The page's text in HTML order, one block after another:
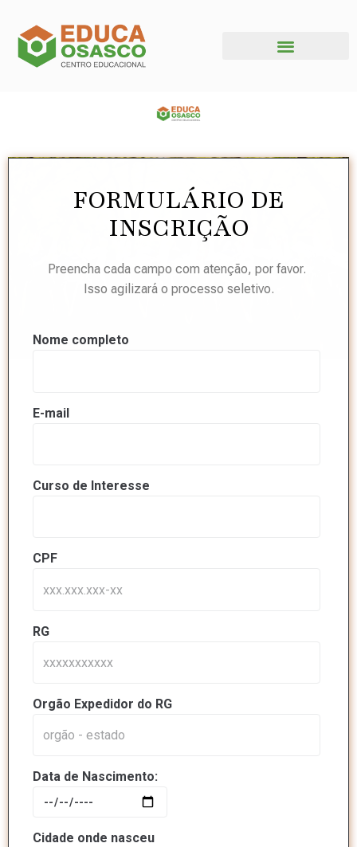
FORMULÁRIO DE
INSCRIÇÃO
Preencha cada campo com atenção, por favor.
Isso agilizará o processo seletivo.
Nome completo
E-mail
Curso de Interesse
CPF
RG
Orgão Expedidor do RG
Data de Nascimento:
Cidade onde nasceu